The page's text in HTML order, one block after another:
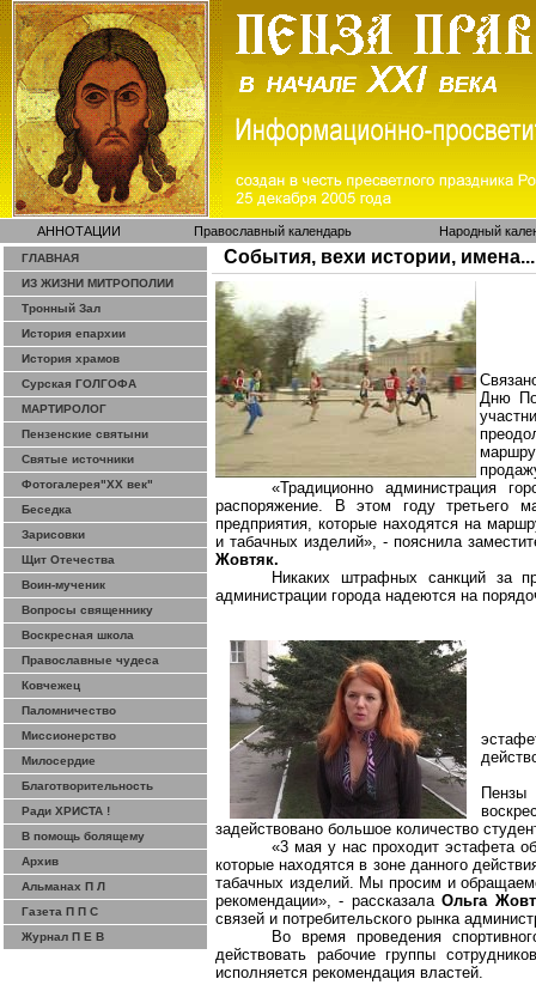
АННОТАЦИИ Православный календарь Народный
ГЛАВНАЯ
ИЗ ЖИЗНИ МИТРОПОЛИИ
Тронный Зал
История епархии
История храмов
Сурская ГОЛГОФА
МАРТИРОЛОГ
Пензенские святыни
Святые источники
Фотогалерея"ХХ век"
Беседка
Зарисовки
Щит Отечества
Воин-мученик
Вопросы священнику
Воскресная школа
Православные чудеса
Ковчежец
Паломничество
Миссионерство
Милосердие
Благотворительность
Ради ХРИСТА !
В помощь болящему
Архив
Альманах П Л
Газета П П С
Журнал П Е В
События, вехи истории, имена...
Дню
«Традиционно администрация
распоряжение. В этом году третьего
предприятия, которые находятся на
и табачных изделий», - пояснила
Жовтяк.
Никаких штрафных санкций за
администрации города надеются на
задействовано большое количество
«3 мая у нас проходит эстафета
которыенаходятся в зоне данного
табачных изделий. Мы просим и
рекомендации», - рассказалаОльга
связей и потребительского рынка
Во время проведения
действовать рабочие группы
исполняется рекомендация властей.